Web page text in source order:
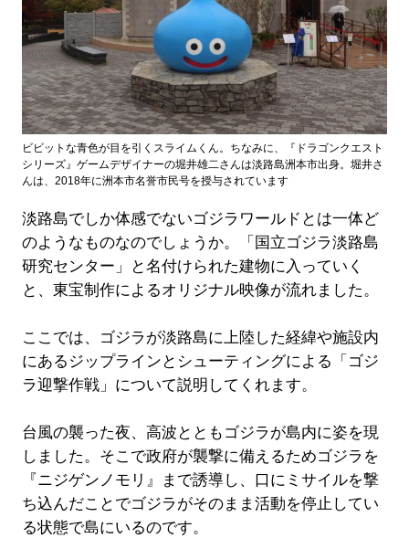
ビビットな青色が目を引くスライムくん。ちなみに、『ドラゴンクエスト
シリーズ』ゲームデザイナーの堀井雄二さんは淡路島洲本市出身。堀井さ
んは、2018年に洲本市名誉市民号を授与されています
淡路島でしか体感でないゴジラワールドとは一体ど
のようなものなのでしょうか。「国立ゴジラ淡路島
研究センター」と名付けられた建物に入っていく
と、東宝制作によるオリジナル映像が流れました。
ここでは、ゴジラが淡路島に上陸した経緯や施設内
にあるジップラインとシューティングによる「ゴジ
ラ迎撃作戦」について説明してくれます。
台風の襲った夜、高波とともゴジラが島内に姿を現
しました。そこで政府が襲撃に備えるためゴジラを
『ニジゲンノモリ』まで誘導し、口にミサイルを撃
ち込んだことでゴジラがそのまま活動を停止してい
る状態で島にいるのです。